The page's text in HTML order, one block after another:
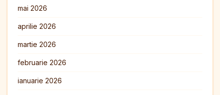
mai 2026
aprilie 2026
martie 2026
februarie 2026
ianuarie 2026